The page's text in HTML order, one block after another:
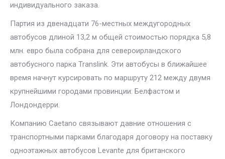
индивидуального заказа.
Партия из двенадцати 76-местных междугородных
автобусов длиной 13,2 м общей стоимостью порядка 5,8
млн. евро была собрана для североирландского
автобусного парка Translink. Эти автобусы в ближайшее
время начнут курсировать по маршруту 212 между двумя
крупнейшими городами провинции: Белфастом и
Лондондерри.
Компанию Caetano связывают давние отношения с
транспортными парками благодаря договору на поставку
одноэтажных автобусов Levante для британского